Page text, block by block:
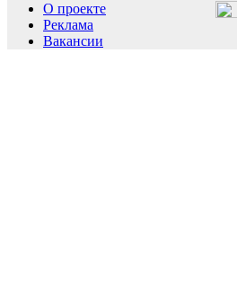
О проекте
Реклама
Вакансии